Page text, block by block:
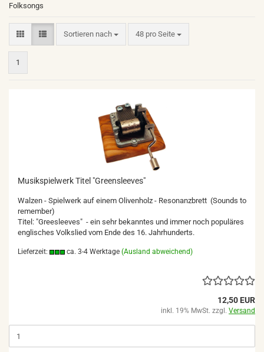
Folksongs
Sortieren nach
Sortieren nach 48 pro Seite
pro Seite
1
Musikspielwerk Titel "Greensleeves"
Walzen - Spielwerk auf einem Olivenholz - Resonanzbrett (Sounds to
remember)
Titel: "Greesleeves" - ein sehr bekanntes und immer noch populäres
englisches Volkslied vom Ende des 16. Jahrhunderts.
Lieferzeit: ca. 3-4 Werktage (Ausland abweichend)
12,50 EUR
inkl. 19% MwSt. zzgl. Versand